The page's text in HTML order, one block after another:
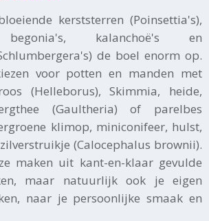
kerststerren (Poinsettia's),
begonia's, kalanchoë's en
de boel enorm op.
voor potten en manden met
(Helleborus), Skimmia, heide,
(Gaultheria) of parelbes
klimop, miniconifeer, hulst,
(Calocephalus brownii).
maken uit kant-en-klaar gevulde
maar natuurlijk ook je eigen
naar je persoonlijke smaak en